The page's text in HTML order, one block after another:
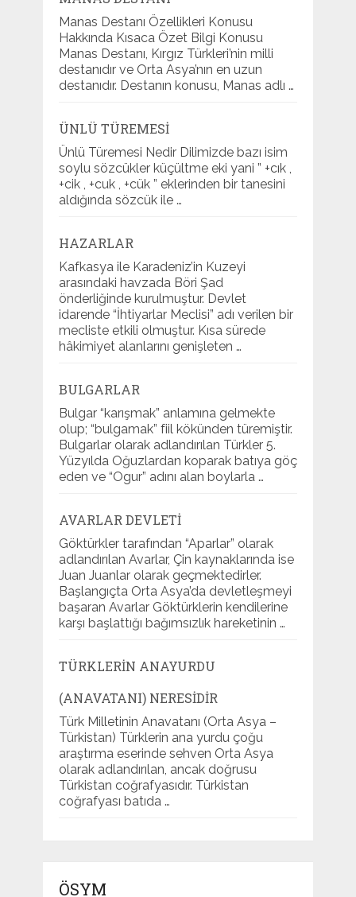
Manas Destanı Özellikleri Konusu
Hakkında Kısaca Özet Bilgi Konusu
Manas Destanı, Kırgız Türkleri’nin milli
destanıdır ve Orta Asya’nın en uzun
destanıdır. Destanın konusu, Manas adlı …
ÜNLÜ TÜREMESI
Ünlü Türemesi Nedir Dilimizde bazı isim
soylu sözcükler küçültme eki yani ” +cık ,
+cik , +cuk , +cük ” eklerinden bir tanesini
aldığında sözcük ile …
HAZARLAR
Kafkasya ile Karadeniz’in Kuzeyi
arasındaki havzada Böri Şad
önderliğinde kurulmuştur. Devlet
idarende “İhtiyarlar Meclisi” adı verilen bir
mecliste etkili olmuştur. Kısa sürede
hâkimiyet alanlarını genişleten …
BULGARLAR
Bulgar “karışmak” anlamına gelmekte
olup; “bulgamak” fiil kökünden türemiştir.
Bulgarlar olarak adlandırılan Türkler 5.
Yüzyılda Oğuzlardan koparak batıya göç
eden ve “Ogur” adını alan boylarla …
AVARLAR DEVLETI
Göktürkler tarafından “Aparlar” olarak
adlandırılan Avarlar, Çin kaynaklarında ise
Juan Juanlar olarak geçmektedirler.
Başlangıçta Orta Asya’da devletleşmeyi
başaran Avarlar Göktürklerin kendilerine
karşı başlattığı bağımsızlık hareketinin …
TÜRKLERIN ANAYURDU
(ANAVATANI) NERESIDIR
Türk Milletinin Anavatanı (Orta Asya –
Türkistan) Türklerin ana yurdu çoğu
araştırma eserinde sehven Orta Asya
olarak adlandırılan, ancak doğrusu
Türkistan coğrafyasıdır. Türkistan
coğrafyası batıda …
ÖSYM